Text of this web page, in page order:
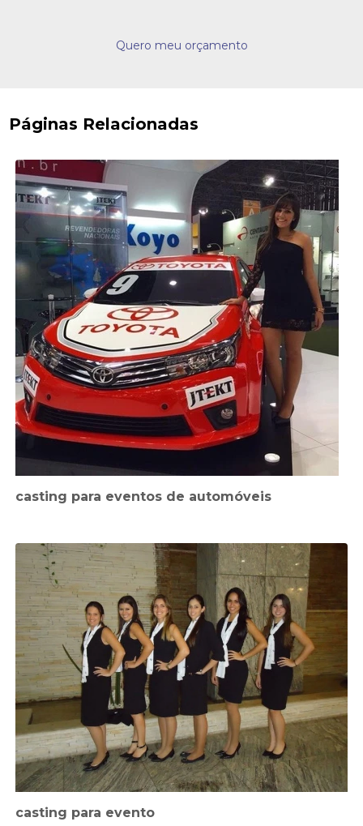
Quero meu orçamento
Páginas Relacionadas
casting para eventos de automóveis
casting para evento